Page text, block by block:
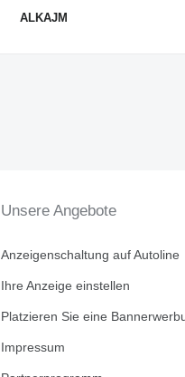
ALKAJM
Unsere Angebote
Anzeigenschaltung auf Autoline
Ihre Anzeige einstellen
Platzieren Sie eine
Impressum